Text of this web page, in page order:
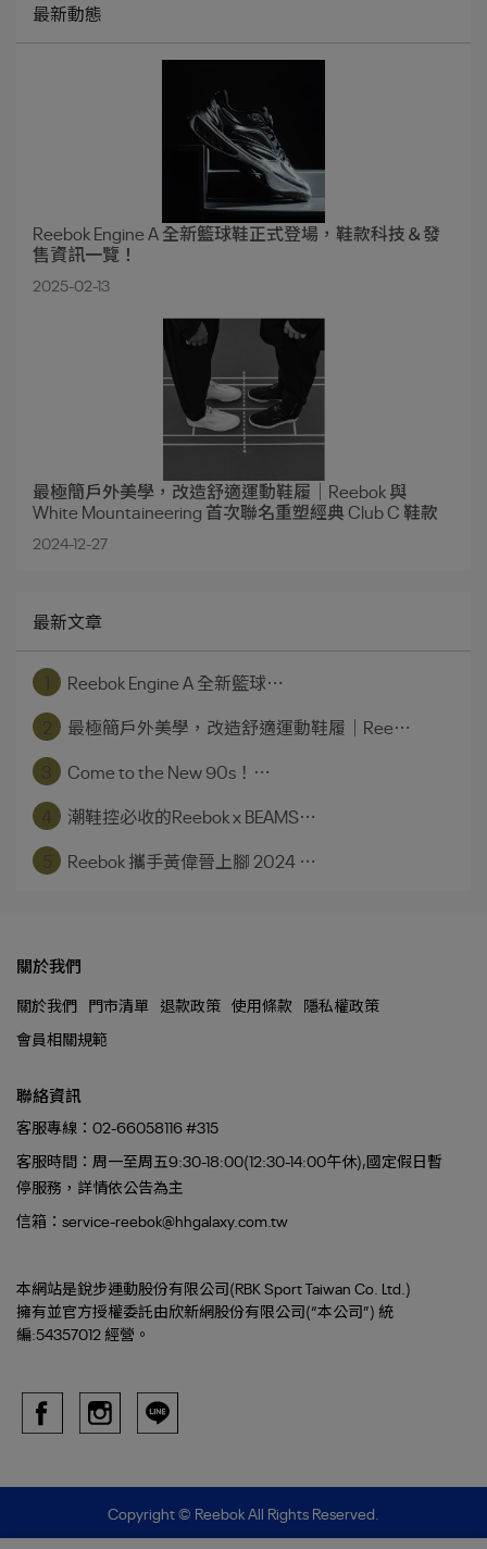
最新動態
Reebok Engine A 全新籃球鞋正式登場，鞋款科技＆發
售資訊一覽！
2025-02-13
最極簡戶外美學，改造舒適運動鞋履｜Reebok 與
White Mountaineering 首次聯名重塑經典 Club C 鞋款
2024-12-27
最新文章
Reebok Engine A 全新籃球⋯
最極簡戶外美學，改造舒適運動鞋履｜Ree⋯
Come to the New 90s！⋯
潮鞋控必收的Reebok x BEAMS⋯
Reebok 攜手黃偉晉上腳 2024 ⋯
關於我們
關於我們 門市清單 退款政策 使用條款
隱私權政策
會員相關規範
聯絡資訊
客服專線：02-66058116 #315
客服時間：周一至周五9:30-18:00(12:30-14:00午休),國定假日暫
停服務，詳情依公告為主
信箱：service-reebok@hhgalaxy.com.tw
本網站是銳步運動股份有限公司(RBK Sport Taiwan Co. Ltd.)
擁有並官方授權委託由欣新網股份有限公司(“本公司”) 統
編:54357012 經營。
Copyright © ReebokAll Rights Reserved.